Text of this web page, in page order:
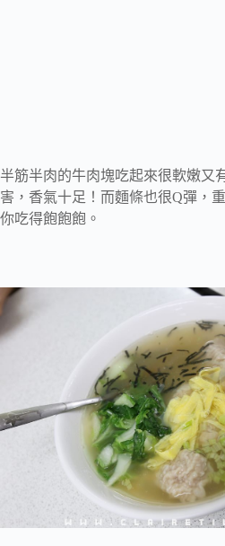
半筋半肉的牛肉塊吃起來很軟嫩又
害，香氣十足！而麵條也很Q彈，
你吃得飽飽飽。